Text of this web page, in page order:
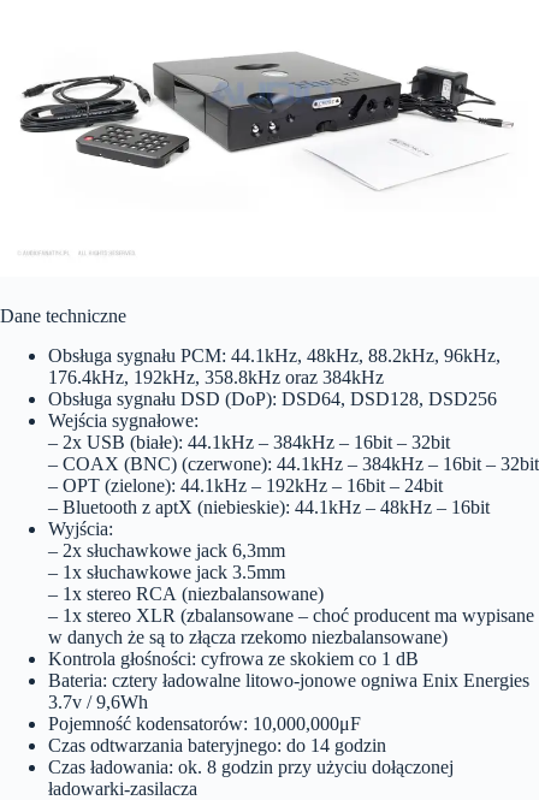
Dane techniczne
Obsługa sygnału PCM: 44.1kHz, 48kHz, 88.2kHz, 96kHz,
176.4kHz, 192kHz, 358.8kHz oraz 384kHz
Obsługa sygnału DSD (DoP): DSD64, DSD128, DSD256
Wejścia sygnałowe:
– 2x USB (białe): 44.1kHz – 384kHz – 16bit – 32bit
– COAX (BNC) (czerwone): 44.1kHz – 384kHz – 16bit – 32bit
– OPT (zielone): 44.1kHz – 192kHz – 16bit – 24bit
– Bluetooth z aptX (niebieskie): 44.1kHz – 48kHz – 16bit
Wyjścia:
– 2x słuchawkowe jack 6,3mm
– 1x słuchawkowe jack 3.5mm
– 1x stereo RCA (niezbalansowane)
– 1x stereo XLR (zbalansowane – choć producent ma wypisane
w danych że są to złącza rzekomo niezbalansowane)
Kontrola głośności: cyfrowa ze skokiem co 1 dB
Bateria: cztery ładowalne litowo-jonowe ogniwa Enix Energies
3.7v / 9,6Wh
Pojemność kodensatorów: 10,000,000μF
Czas odtwarzania bateryjnego: do 14 godzin
Czas ładowania: ok. 8 godzin przy użyciu dołączonej
ładowarki-zasilacza